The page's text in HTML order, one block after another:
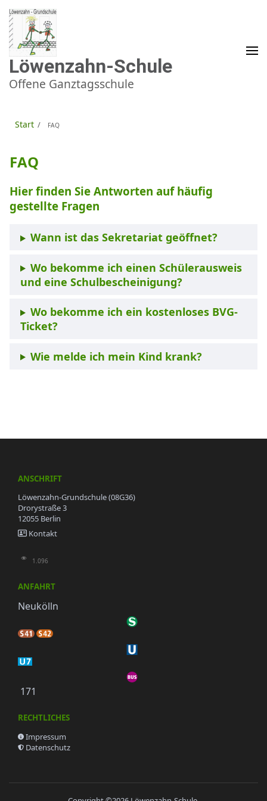
Zum
Inhalt
springen
(Enter
drücken)
Löwenzahn-Schule
Offene Ganztagsschule
Start / FAQ
FAQ
Hier finden Sie Antworten auf häufig
gestellte Fragen
Wann ist das Sekretariat geöffnet?
Wo bekomme ich einen Schülerausweis
und eine Schulbescheinigung?
Wo bekomme ich ein kostenloses BVG-
Ticket?
Wie melde ich mein Kind krank?
ANSCHRIFT
Löwenzahn-Grundschule (08G36)
Drorystraße 3
12055 Berlin
Kontakt
1.096
ANFAHRT
Neukölln
171
RECHTLICHES
Impressum
Datenschutz